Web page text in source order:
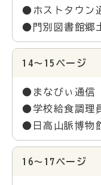
●ホストタウン
●門別図書館郷
14～15ページ
●まなびぃ通信
●学校給食調理
●日高山脈博物
16～17ページ